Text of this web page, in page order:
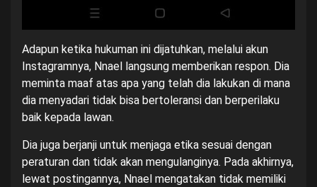
Adapun ketika hukuman ini dijatuhkan, melalui akun
Instagramnya, Nnael langsung memberikan respon. Dia
meminta maaf atas apa yang telah dia lakukan di mana
dia menyadari tidak bisa bertoleransi dan berperilaku
baik kepada lawan.
Dia juga berjanji untuk menjaga etika sesuai dengan
peraturan dan tidak akan mengulanginya. Pada akhirnya,
lewat postingannya, Nnael mengatakan tidak memiliki